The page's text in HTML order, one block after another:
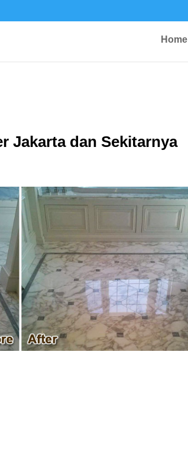
Home
Jakarta dan Sekitarnya